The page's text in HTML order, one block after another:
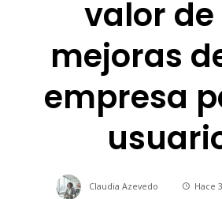
valor de
mejoras
empresa
Claudia Azevedo Hace